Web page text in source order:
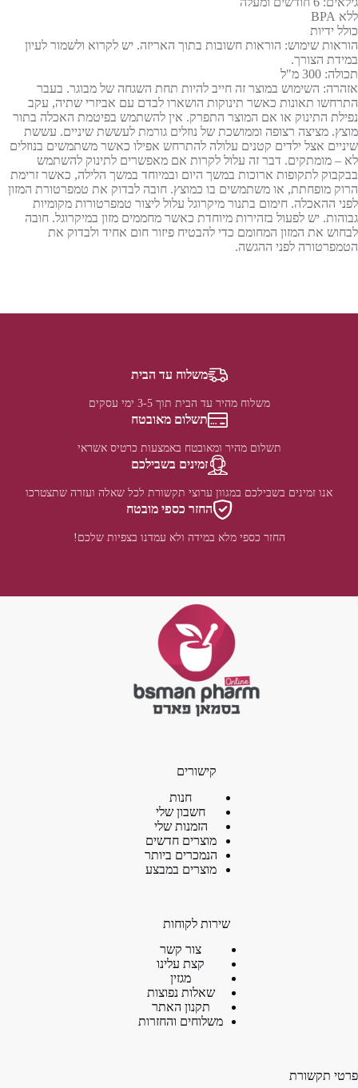
ללא BPA
כולל ידיות
הוראות שימוש: הוראות חשובות בתוך האריזה. יש לקרוא ולשמור לעיון
במידת הצורך.
תכולה: 300 מ"ל
אזהרה: השימוש במוצר זה חייב להיות תחת השגחה של מבוגר. בעבר
התרחשו תאונות כאשר תינוקות הושארו לבדם עם אביזרי שתיה, עקב
נפילת התינוק או אם המוצר התפרק. אין להשתמש בפיטמת האכלה בתור
מוצץ. מציצה רצופה וממושכת של נוזלים גורמת לעששת שיניים. עששת
שיניים אצל ילדים קטנים עלולה להתרחש אפילו כאשר משתמשים בנוזלים
לא – מומתקים. דבר זה עלול לקרות אם מאפשרים לתינוק להשתמש
בבקבוק לתקופות ארוכות במשך היום ובמיוחד במשך הלילה, כאשר זרימת
הרוק מופחתת, או משתמשים בו כמוצץ. חובה לבדוק את טמפרטורת המזון
לפני ההאכלה. חימום בתנור מיקרוגל עלול ליצור טמפרטורות מקומיות
גבוהות. יש לפעול בזהירות מיוחדת כאשר מחממים מזון במיקרוגל. חובה
לבחוש את המזון המחומם כדי להבטיח פיזור חום אחיד ולבדוק את
הטמפרטורה לפני ההגשה.
משלוח עד הבית
משלוח מהיר עד הבית תוך 3-5 ימי עסקים
תשלום מאובטח
תשלום מהיר ומאובטח באמצעות כרטיס אשראי
זמינים בשבילכם
אנו זמינים בשבילכם במגוון ערוצי תקשורת לכל שאלה ועזרה שתצטרכו
החזר כספי מובטח
החזר כספי מלא במידה ולא עמדנו בצפיות שלכם!
קישורים
חנות
חשבון שלי
הזמנות שלי
מוצרים חדשים
הנמכרים ביותר
מוצרים במבצע
שירות לקוחות
צור קשר
קצת עלינו
מגזין
שאלות נפוצות
תקנון האתר
משלוחים והחזרות
פרטי תקשורת